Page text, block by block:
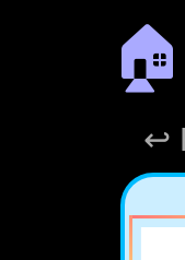
🏠
↩